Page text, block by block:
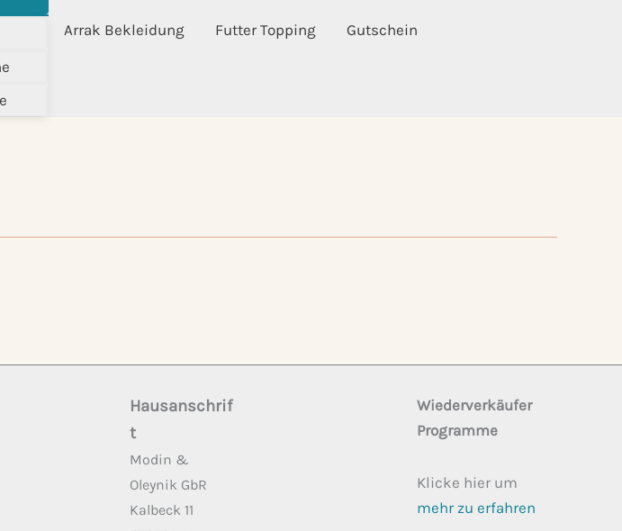
Arrak Bekleidung Futter Topping Gutschein
Hausanschrif
t
Modin &
Oleynik GbR
Kalbeck 11
Wiederverkäufer
Programme
Klicke hier um
mehr zu erfahren